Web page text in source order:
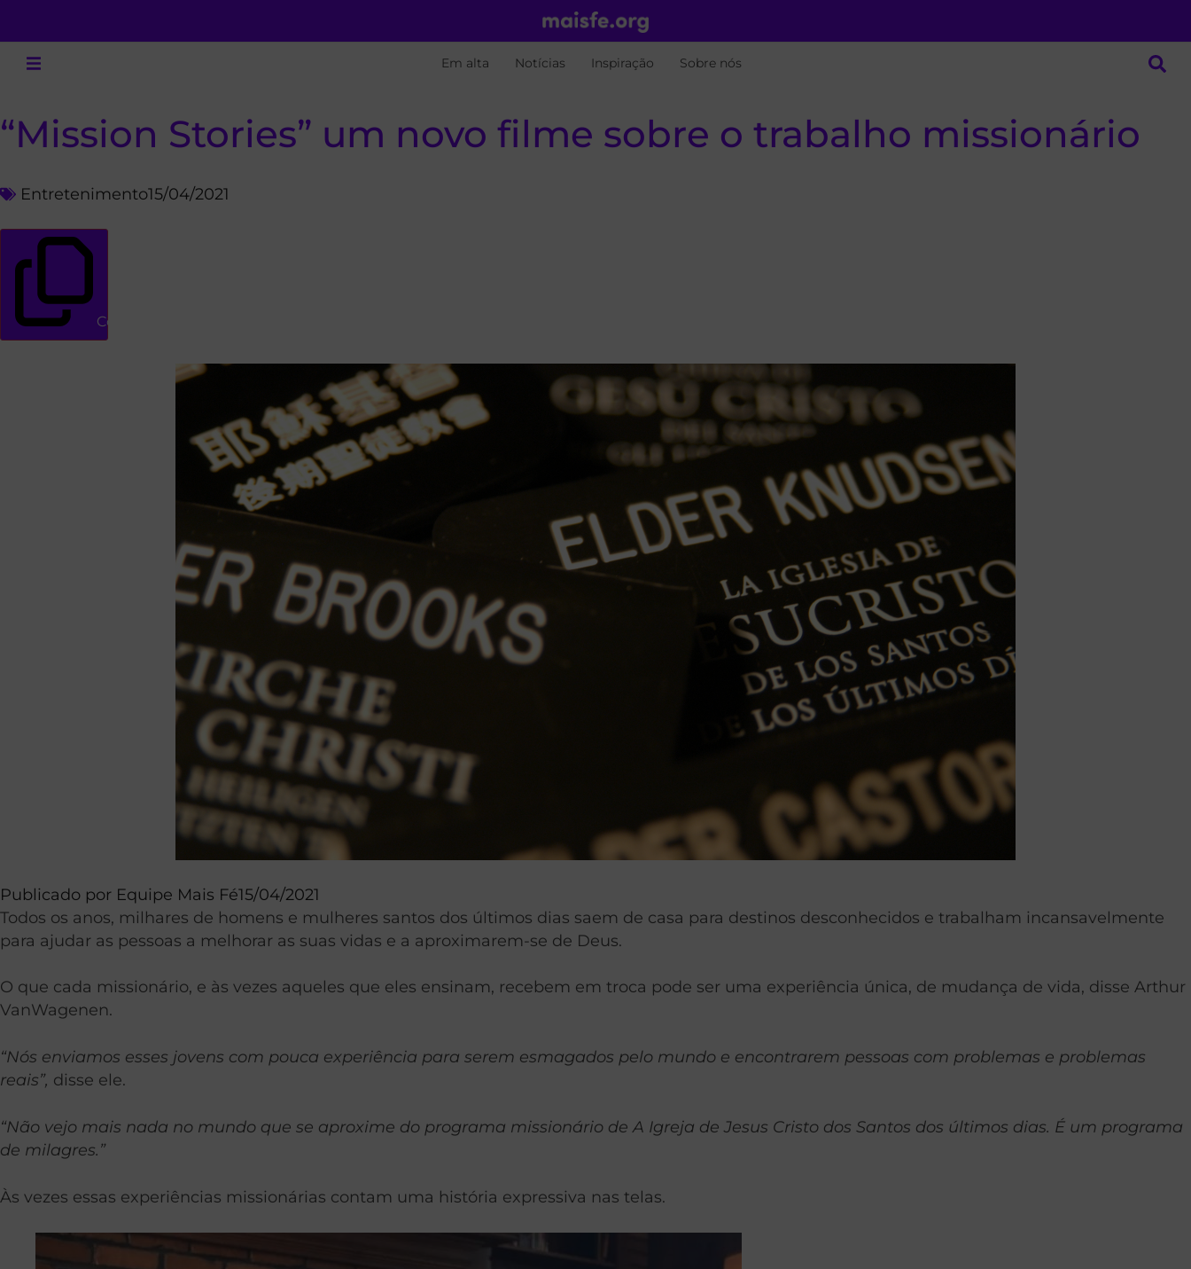
Em alta Notícias Inspiração Sobre nós
“Mission Stories” um novo filme sobre o trabalho missionário
Entretenimento15/04/2021
Copiar link
Publicado por Equipe Mais Fé15/04/2021
Todos os anos, milhares de homens e mulheres santos dos últimos dias saem de casa para destinos desconhecidos e trabalham incansavelmente
para ajudar as pessoas a melhorar as suas vidas e a aproximarem-se de Deus.
O que cada missionário, e às vezes aqueles que eles ensinam, recebem em troca pode ser uma experiência única, de mudança de vida, disse Arthur
VanWagenen.
“Nós enviamos esses jovens com pouca experiência para serem esmagados pelo mundo e encontrarem pessoas com problemas e problemas
reais”, disse ele.
“Não vejo mais nada no mundo que se aproxime do programa missionário de A Igreja de Jesus Cristo dos Santos dos últimos dias. É um programa
de milagres.”
Às vezes essas experiências missionárias contam uma história expressiva nas telas.